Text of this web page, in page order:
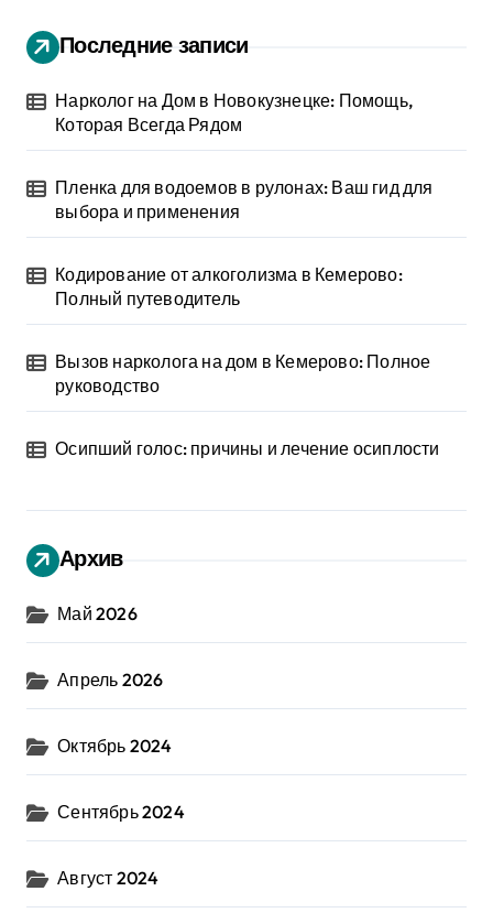
Последние записи
Нарколог на Дом в Новокузнецке: Помощь,
Которая Всегда Рядом
Пленка для водоемов в рулонах: Ваш гид для
выбора и применения
Кодирование от алкоголизма в Кемерово:
Полный путеводитель
Вызов нарколога на дом в Кемерово: Полное
руководство
Осипший голос: причины и лечение осиплости
Архив
Май 2026
Апрель 2026
Октябрь 2024
Сентябрь 2024
Август 2024